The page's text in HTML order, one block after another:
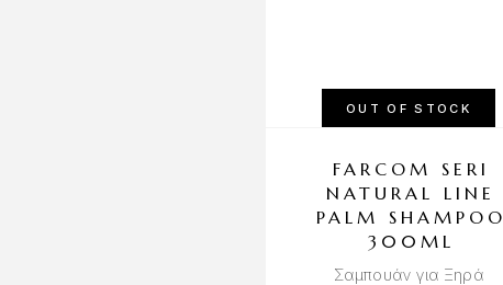
OUT OF STOCK
FARCOM SERI
NATURAL LINE
PALM SHAMPOO
300ML
Σαμπουάν για Ξηρά